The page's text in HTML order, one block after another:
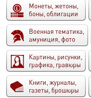
Монеты, жетоны,
боны, облигации
Военная тематика,
амуниция, фото
Картины, рисунки,
графика, гравюры
Книги, журналы,
газеты, брошюры